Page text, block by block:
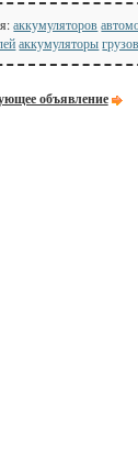
аккумуляторов
аккумуляторы
объявление